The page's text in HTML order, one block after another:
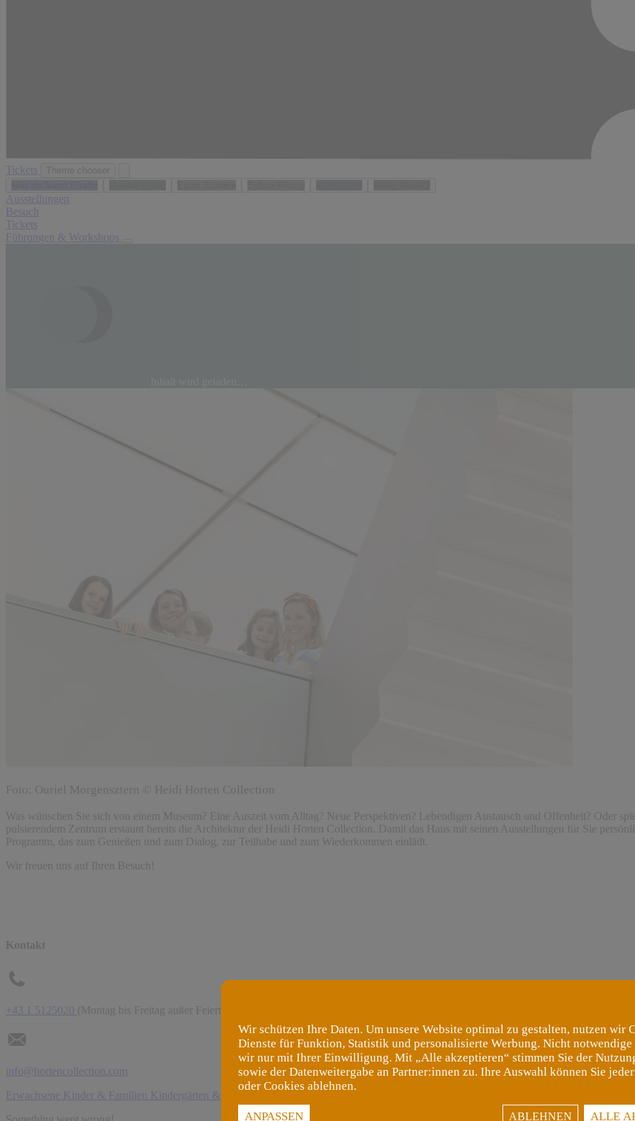
Tickets
Theme chooser
Ausstellungen
Besuch
Tickets
Führungen & Workshops
Foto: Ouriel Morgensztern © Heidi Horten Collection
Was wünschen Sie sich von einem Museum? Eine Auszeit vom Alltag? Neue Perspektiven? Lebendigen Austausch und Offenheit? Oder
pulsierendem Zentrum erstaunt bereits die Architektur der Heidi Horten Collection. Damit das Haus mit seinen Ausstellungen für Sie
Programm, das zum Genießen und zum Dialog, zur Teilhabe und zum Wiederkommen einlädt.
Wir freuen uns auf Ihren Besuch!
Kontakt
+43 1 5125020 (Montag bis Freitag außer Feiertag 9 bis 16 Uhr)
info@hortencollection.com
Erwachsene Kinder & Familien
Kindergärten & Schulklassen
Wir schützen Ihre Daten. Um unsere Website optimal zu gestalten, nutzen wir
Dienste für Funktion, Statistik und personalisierte Werbung. Nicht notwendige
wir nur mit Ihrer Einwilligung. Mit „Alle akzeptieren“ stimmen Sie der
sowie der Datenweitergabe an Partner:innen zu. Ihre Auswahl können Sie
oder Cookies ablehnen.
ANPASSEN ABLEHNEN ALLE